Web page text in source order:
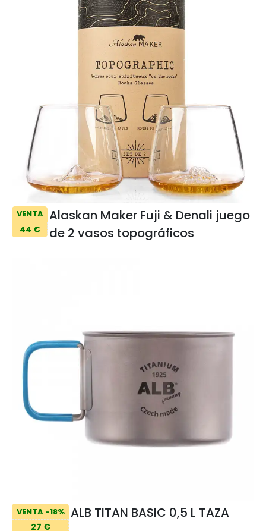
VENTA
44 €
Alaskan Maker Fuji & Denali juego
de 2 vasos topográficos
VENTA -18%
27 €
ALB TITAN BASIC 0,5 L TAZA